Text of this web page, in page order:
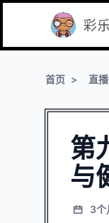
首页 直
第
与
3个